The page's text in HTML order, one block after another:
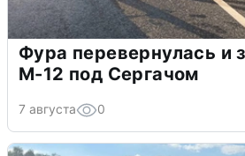
Фура перевернулась и
М-12 под Сергачом
7 августа 0